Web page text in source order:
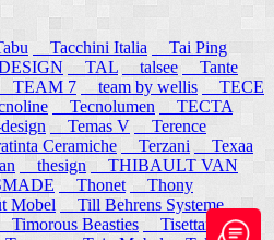
Tacchini Italia
Tai Ping
TAL talsee
Tante
TEAM 7 team by wellis
TECE
Tecnolumen
TECTA
Temas V
Terence
Ceramiche Terzani
Texaa
thesign
THIBAULT VAN
Thonet
Thony
Mobel
Till Behrens Systeme
Timorous Beasties
Tisettanta